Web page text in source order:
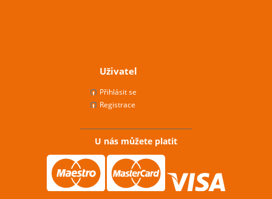
Uživatel
Přihlásit se
Registrace
U nás můžete platit